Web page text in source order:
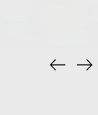
slide